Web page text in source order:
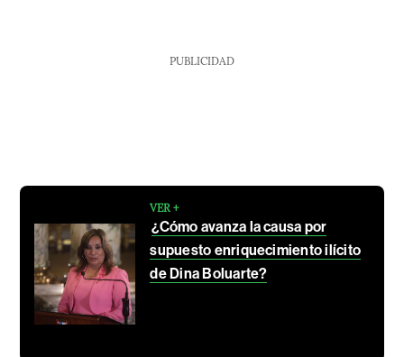
PUBLICIDAD
VER +
¿Cómo avanza la causa por
supuesto enriquecimiento ilícito
de Dina Boluarte?